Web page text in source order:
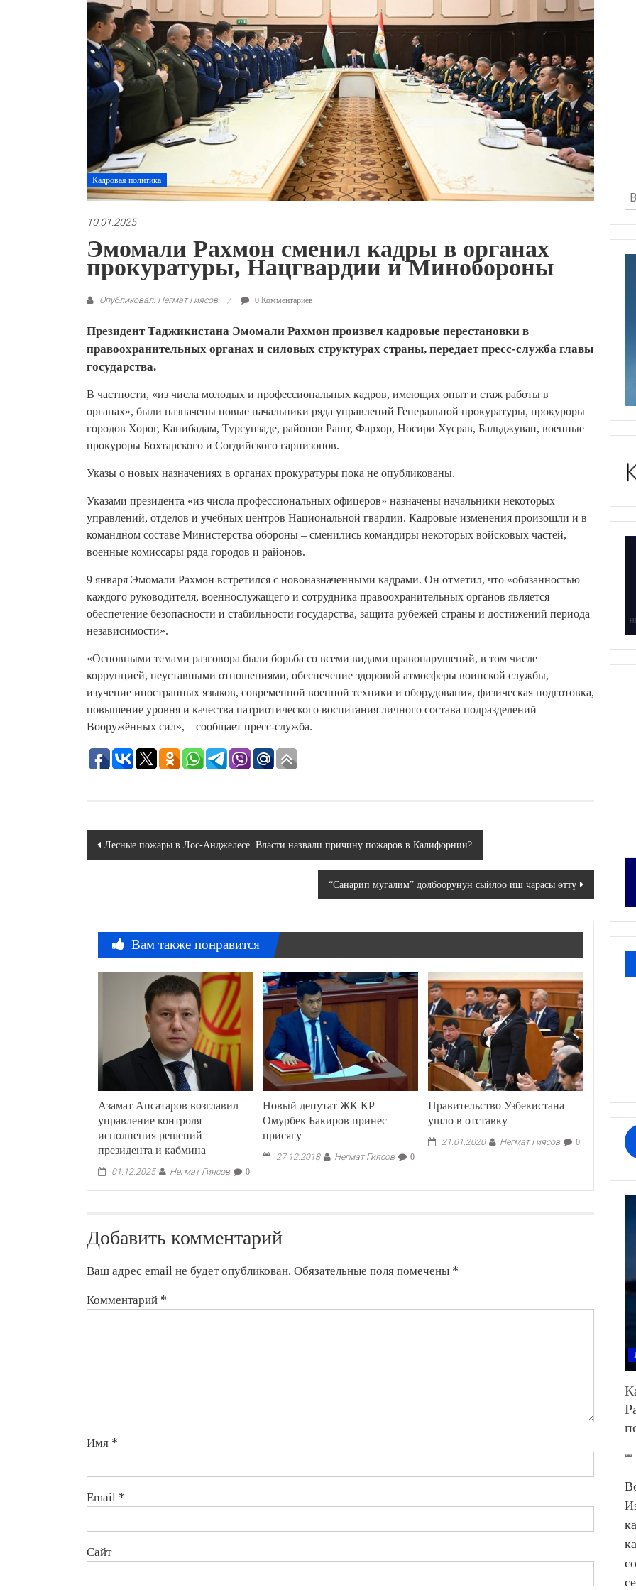
Кадровая политика
10.01.2025
Эмомали Рахмон сменил кадры в органах
прокуратуры, Нацгвардии и Минобороны
Опубликовал: Негмат Гиясов 0 Комментариев
Президент Таджикистана Эмомали Рахмон произвел кадровые перестановки в
правоохранительных органах и силовых структурах страны, передает пресс-служба главы
государства.
В частности, «из числа молодых и профессиональных кадров, имеющих опыт и стаж работы в
органах», были назначены новые начальники ряда управлений Генеральной прокуратуры, прокуроры
городов Хорог, Канибадам, Турсунзаде, районов Рашт, Фархор, Носири Хусрав, Бальджуван, военные
прокуроры Бохтарского и Согдийского гарнизонов.
Указы о новых назначениях в органах прокуратуры пока не опубликованы.
Указами президента «из числа профессиональных офицеров» назначены начальники некоторых
управлений, отделов и учебных центров Национальной гвардии. Кадровые изменения произошли и в
командном составе Министерства обороны – сменились командиры некоторых войсковых частей,
военные комиссары ряда городов и районов.
9 января Эмомали Рахмон встретился с новоназначенными кадрами. Он отметил, что «обязанностью
каждого руководителя, военнослужащего и сотрудника правоохранительных органов является
обеспечение безопасности и стабильности государства, защита рубежей страны и достижений периода
независимости».
«Основными темами разговора были борьба со всеми видами правонарушений, в том числе
коррупцией, неуставными отношениями, обеспечение здоровой атмосферы воинской службы,
изучение иностранных языков, современной военной техники и оборудования, физическая подготовка,
повышение уровня и качества патриотического воспитания личного состава подразделений
Вооружённых сил», – сообщает пресс-служба.
Навигация
Лесные пожары в Лос-Анджелесе. Власти назвали причину пожаров в Калифорнии?
“Санарип мугалим” долбоорунун сыйлоо иш чарасы өттү
Вам также понравится
Азамат Апсатаров возглавил
управление контроля
исполнения решений
президента и кабмина
01.12.2025 Негмат Гиясов 0
Новый депутат ЖК КР
Омурбек Бакиров принес
присягу
27.12.2018 Негмат Гиясов 0
Правительство Узбекистана
ушло в отставку
21.01.2020 Негмат Гиясов 0
Добавить комментарий
Ваш адрес email не будет опубликован. Обязательные поля помечены *
Комментарий *
Имя *
Email *
Сайт